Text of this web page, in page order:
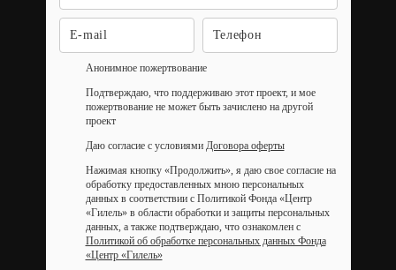
Анонимное пожертвование
Подтверждаю, что поддерживаю этот проект, и мое
пожертвование не может быть зачислено на другой
проект
Даю согласие с условиями Договора оферты
Нажимая кнопку «Продолжить», я даю свое согласие на
обработку предоставленных мною персональных
данных в соответствии с Политикой Фонда «Центр
«Гилель» в области обработки и защиты персональных
данных, а также подтверждаю, что ознакомлен с
Политикой об обработке персональных данных Фонда
«Центр «Гилель»